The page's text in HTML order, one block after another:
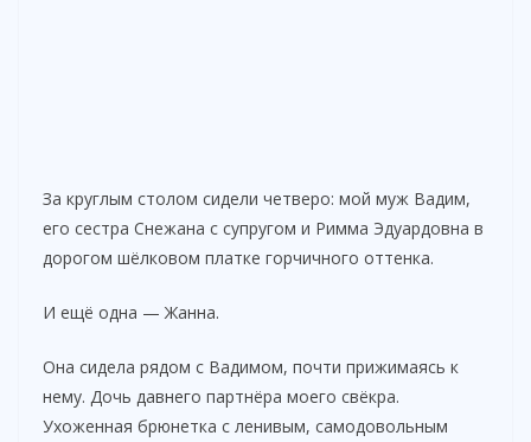
За круглым столом сидели четверо: мой муж Вадим,
его сестра Снежана с супругом и Римма Эдуардовна в
дорогом шёлковом платке горчичного оттенка.
И ещё одна — Жанна.
Она сидела рядом с Вадимом, почти прижимаясь к
нему. Дочь давнего партнёра моего свёкра.
Ухоженная брюнетка с ленивым, самодовольным